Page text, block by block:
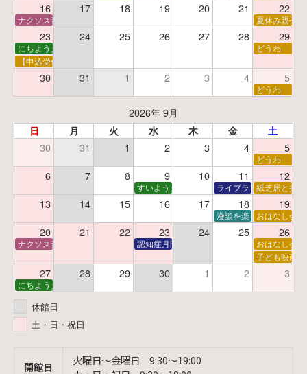
16 17 18 19 20 21 22
ナクソス音楽会 第5回 NHK交響楽団創立100年 夏休み親子
23 24 25 26 27 28 29
にちようえほん
どうわ
【申込受付中】ゆうべのこわ～いおはなし会
30 31 1 2 3 4 5
どうわ
2026年 9月
日 月 火 水 木 金 土
30 31 1 2 3 4 5
どうわ
6 7 8 9 10 11 12
すいようえほん ライブラリーシアター
紙芝居と折
13 14 15 16 17 18 19
漫談を楽しむ会 ～漫談
おはなし会
20 21 22 23 24 25 26
ナクソス音楽会 第6回 宇宙を感じるクラシック認知症月間 特別映画会「調査屋マオさんの恋
おはなし会
子ども映画会
27 28 29 30 1 2 3
にちようえほん
休館日
土・日・祝日
開館日
火曜日〜金曜日 9:30〜19:00